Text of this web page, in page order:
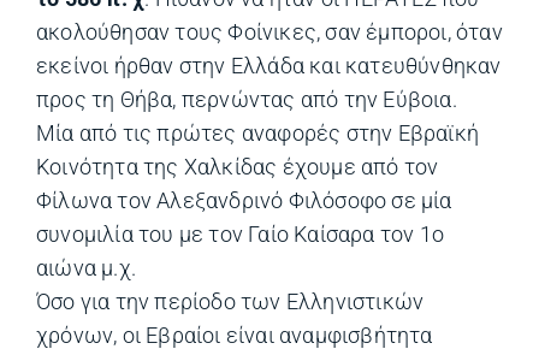
ακολούθησαν τους Φοίνικες, σαν έμποροι, όταν
εκείνοι ήρθαν στην Ελλάδα και κατευθύνθηκαν
προς τη Θήβα, περνώντας από την Εύβοια.
Μία από τις πρώτες αναφορές στην Εβραϊκή
Κοινότητα της Χαλκίδας έχουμε από τον
Φίλωνα τον Αλεξανδρινό Φιλόσοφο σε μία
συνομιλία του με τον Γαίο Καίσαρα τον 1ο
αιώνα μ.χ.
Όσο για την περίοδο των Ελληνιστικών
χρόνων, οι Εβραίοι είναι αναμφισβήτητα